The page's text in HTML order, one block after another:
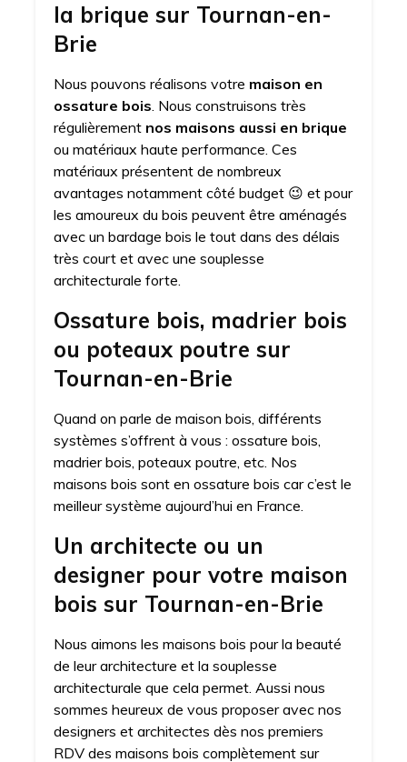
la brique sur Tournan-en-
Brie
Nous pouvons réalisons votre maison en
ossature bois. Nous construisons très
régulièrement nos maisons aussi en brique
ou matériaux haute performance. Ces
matériaux présentent de nombreux
avantages notamment côté budget 😉 et pour
les amoureux du bois peuvent être aménagés
avec un bardage bois le tout dans des délais
très court et avec une souplesse
architecturale forte.
Ossature bois, madrier bois
ou poteaux poutre sur
Tournan-en-Brie
Quand on parle de maison bois, différents
systèmes s’offrent à vous : ossature bois,
madrier bois, poteaux poutre, etc. Nos
maisons bois sont en ossature bois car c’est le
meilleur système aujourd’hui en France.
Un architecte ou un
designer pour votre maison
bois sur Tournan-en-Brie
Nous aimons les maisons bois pour la beauté
de leur architecture et la souplesse
architecturale que cela permet. Aussi nous
sommes heureux de vous proposer avec nos
designers et architectes dès nos premiers
RDV des maisons bois complètement sur